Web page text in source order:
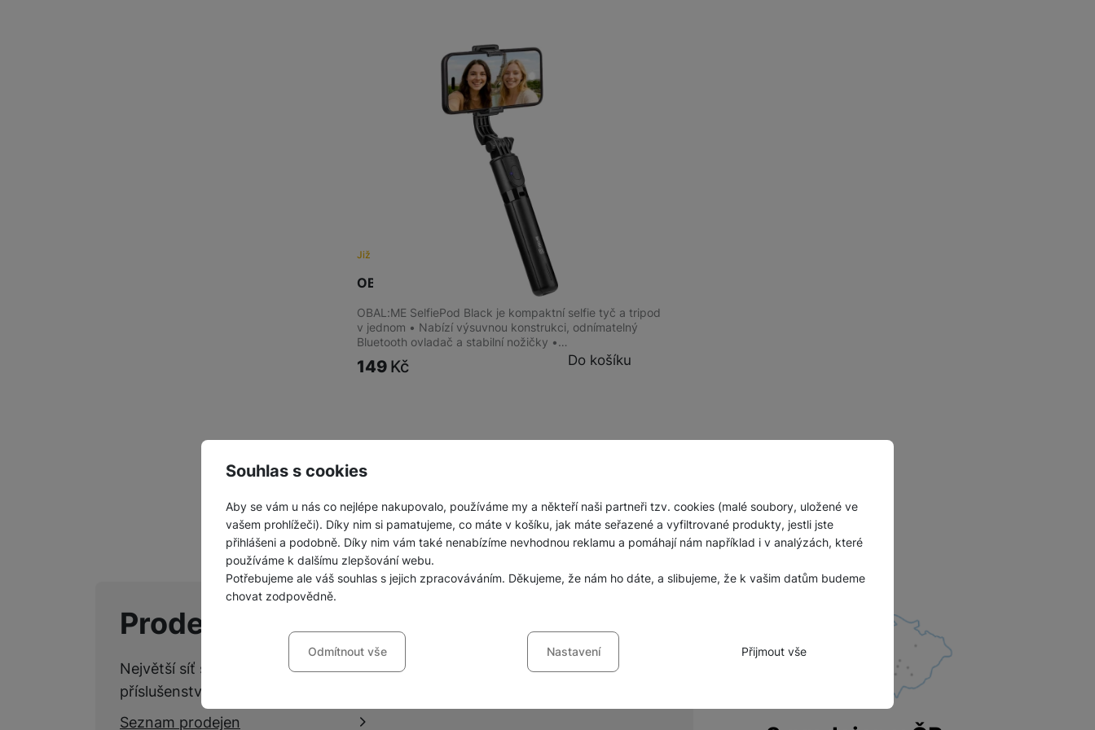
Souhlas s cookies
Aby se vám u nás co nejlépe nakupovalo, používáme my a někteří naši partneři tzv. cookies (malé soubory, uložené ve
vašem prohlížeči). Díky nim si pamatujeme, co máte v košíku, jak máte seřazené a vyfiltrované produkty, jestli jste
přihlášeni a podobně. Díky nim vám také nenabízíme nevhodnou reklamu a pomáhají nám například i v analýzách, které
používáme k dalšímu zlepšování webu.
Potřebujeme ale váš souhlas s jejich zpracováváním. Děkujeme, že nám ho dáte, a slibujeme, že k vašim datům budeme
chovat zodpovědně.
Nastavení souhlasů s kategoriemi cookies
bez těchto cookies náš web nebude fungovat
Technické cookies umožňují váš průchod nákupním košíkem, porovnávání produktů a další nezbytné funkce.
Odmítnout vše Nastavení Přijmout vše
OBAL:ME SelfiePod Black
Již brzy
OBAL:ME SelfiePod Black je kompaktní selfie tyč a tripod
v jednom • Nabízí výsuvnou konstrukci, odnímatelný
Bluetooth ovladač a stabilní nožičky •…
149 Kč Do košíku
Zobrazeno produktů:
Prodejny Samsung
Největší síť specializovaných kamenných prodejen mobilních telefonů a
příslušenství.
Seznam prodejen